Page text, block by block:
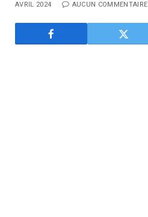
AVRIL 2024 AUCUN COMMENTAIRE